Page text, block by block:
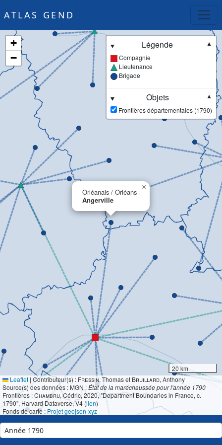
ATLAS GEND
Orléanais / Orléans
Angerville
×
+
−
Légende
▼
Compagnie
Lieutenance
Brigade
Objets
▼
Frontières départementales (1790)
20 km
Leaflet | Contributeur(s) : Fressin, Thomas et Bruillard, Anthony
Source(s) des données : MGN :État de la maréchaussée pour l'année 1790
Frontières :Chambru, Cédric, 2020, "Department Boundaries in France, c.
1790", Harvard Dataverse, V4 (lien)
Fonds de carte : Projet geojson-xyz